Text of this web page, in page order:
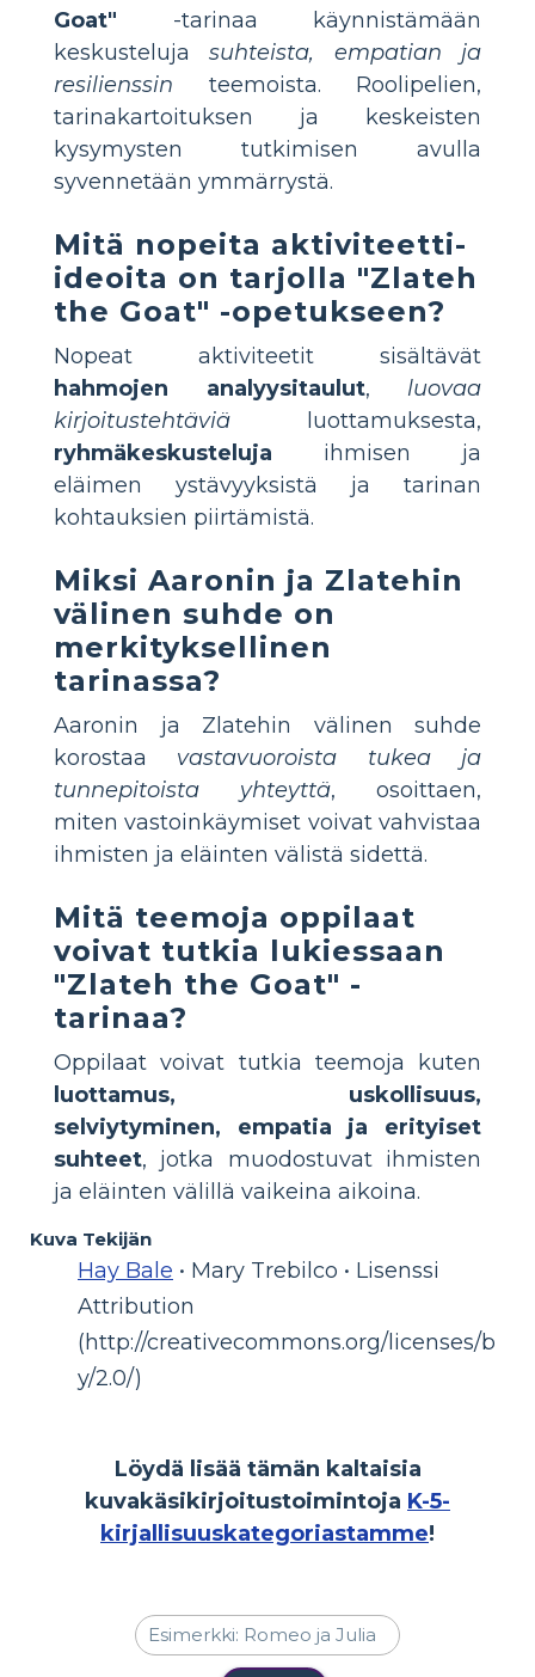
Goat" -tarinaa käynnistämään
keskustelujasuhteista, empatian ja
resilienssin teemoista. Roolipelien,
tarinakartoituksen ja keskeisten
kysymysten tutkimisen avulla
syvennetään ymmärrystä.
Mitä nopeita aktiviteetti-
ideoita on tarjolla "Zlateh
the Goat" -opetukseen?
Nopeat aktiviteetit sisältävät
hahmojen analyysitaulut, luovaa
kirjoitustehtäviä luottamuksesta,
ryhmäkeskusteluja ihmisen ja
eläimen ystävyyksistä ja tarinan
kohtauksien piirtämistä.
Miksi Aaronin ja Zlatehin
välinen suhde on
merkityksellinen
tarinassa?
Aaronin ja Zlatehin välinen suhde
korostaa vastavuoroista tukea ja
tunnepitoista yhteyttä, osoittaen,
miten vastoinkäymiset voivat vahvistaa
ihmisten ja eläinten välistä sidettä.
Mitä teemoja oppilaat
voivat tutkia lukiessaan
"Zlateh the Goat" -
tarinaa?
Oppilaat voivat tutkia teemoja kuten
luottamus, uskollisuus,
selviytyminen, empatia ja erityiset
suhteet, jotka muodostuvat ihmisten
ja eläinten välillä vaikeina aikoina.
Kuva Tekijän
Hay Bale • Mary Trebilco • Lisenssi
Attribution
(http://creativecommons.org/licenses/b
y/2.0/)
Löydä lisää tämän kaltaisia
kuvakäsikirjoitustoimintoja K-5-
kirjallisuuskategoriastamme!